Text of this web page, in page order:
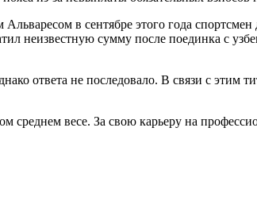
в сентябре этого года
неизвестную сумму после поединка с
ответа не последовало. В связи с этим
весе. За свою карьеру на